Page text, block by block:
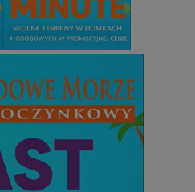
umożliwiają korzystanie z podstawowych
i zarządzanie kontem. Bez
ze strony internetowej.
Provider